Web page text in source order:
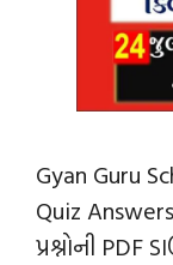
Gyan Guru
Quiz
પ્રશ્નોની PDF